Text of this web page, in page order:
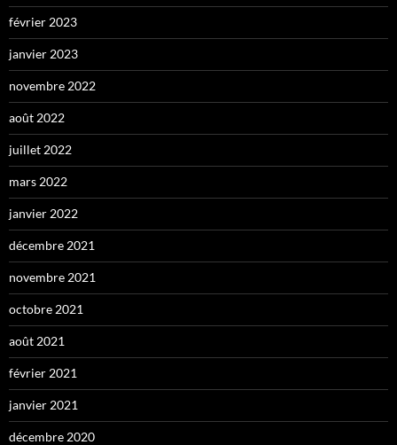
février 2023
janvier 2023
novembre 2022
août 2022
juillet 2022
mars 2022
janvier 2022
décembre 2021
novembre 2021
octobre 2021
août 2021
février 2021
janvier 2021
décembre 2020